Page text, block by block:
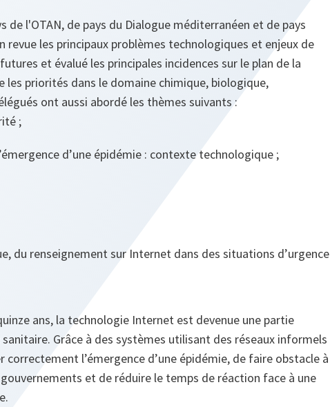
de l'OTAN, de pays du Dialogue méditerranéen et de pays
revue les principaux problèmes technologiques et enjeux de
et évalué les principales incidences sur le plan de la
priorités dans le domaine chimique, biologique,
ont aussi abordé les thèmes suivants :
;
d’une épidémie : contexte technologique ;
du renseignement sur Internet dans des situations d’urgence
ans, la technologie Internet est devenue une partie
Grâce à des systèmes utilisant des réseaux informels
l’émergence d’une épidémie, de faire obstacle à
et de réduire le temps de réaction face à une